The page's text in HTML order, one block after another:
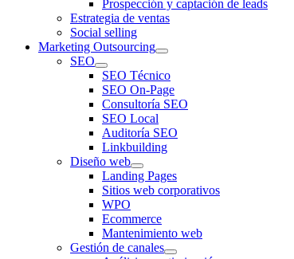
Prospección y captación de leads
Estrategia de ventas
Social selling
Marketing Outsourcing
SEO
SEO Técnico
SEO On-Page
Consultoría SEO
SEO Local
Auditoría SEO
Linkbuilding
Diseño web
Landing Pages
Sitios web corporativos
WPO
Ecommerce
Mantenimiento web
Gestión de canales